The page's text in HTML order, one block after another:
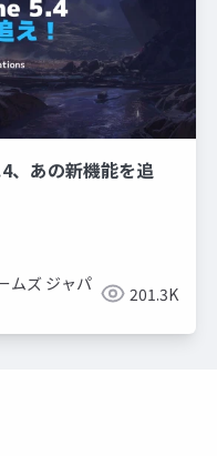
あの新機能を追
ムズ ジャパ
201.3K